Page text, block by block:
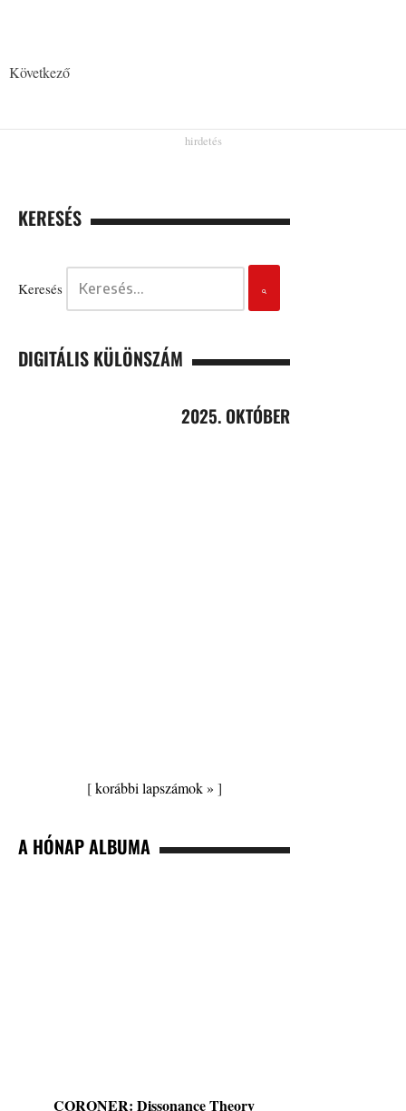
Következő
KERESÉS
Keresés
DIGITÁLIS KÜLÖNSZÁM
2025. OKTÓBER
[korábbi lapszámok » ]
A HÓNAP ALBUMA
CORONER: Dissonance Theory